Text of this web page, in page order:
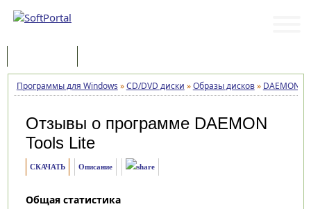
Программы для Windows »CD/DVD диски »Образы дисков» DAEMON
Отзывы о программе DAEMON
Tools Lite
СКАЧАТЬ Описание
Общая статистика